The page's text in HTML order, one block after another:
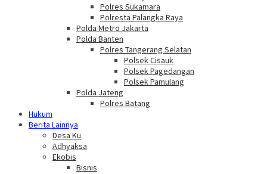
Polres Sukamara
Polresta Palangka Raya
Polda Metro Jakarta
Polda Banten
Polres Tangerang Selatan
Polsek Cisauk
Polsek Pagedangan
Polsek Pamulang
Polda Jateng
Polres Batang
Hukum
Berita Lainnya
Desa Ku
Adhyaksa
Ekobis
Bisnis